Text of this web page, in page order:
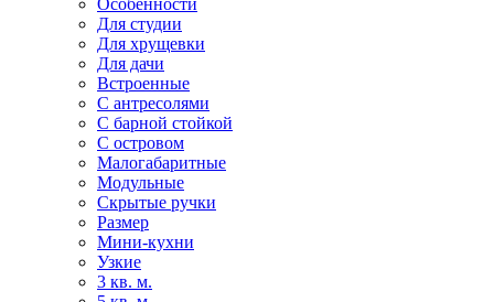
Особенности
Для студии
Для хрущевки
Для дачи
Встроенные
С антресолями
С барной стойкой
С островом
Малогабаритные
Модульные
Скрытые ручки
Размер
Мини-кухни
Узкие
3 кв. м.